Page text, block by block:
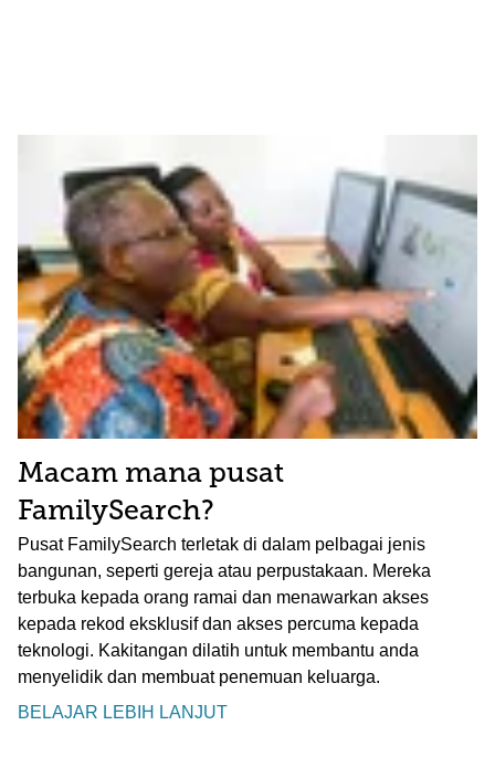
Macam mana pusat
FamilySearch?
Pusat FamilySearch terletak di dalam pelbagai jenis
bangunan, seperti gereja atau perpustakaan. Mereka
terbuka kepada orang ramai dan menawarkan akses
kepada rekod eksklusif dan akses percuma kepada
teknologi. Kakitangan dilatih untuk membantu anda
menyelidik dan membuat penemuan keluarga.
BELAJAR LEBIH LANJUT